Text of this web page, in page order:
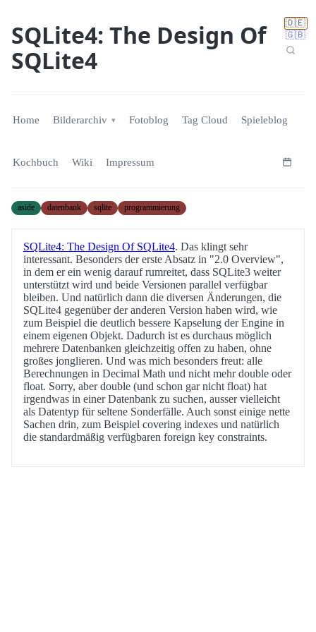
🇩🇪
🇬🇧
SQLite4: The Design Of
SQLite4
Home Bilderarchiv Fotoblog Tag Cloud Spieleblog
Kochbuch Wiki Impressum
aside datenbank sqlite programmierung
SQLite4: The Design Of SQLite4. Das klingt sehr
interessant. Besonders der erste Absatz in "2.0 Overview",
in dem er ein wenig darauf rumreitet, dass SQLite3 weiter
unterstützt wird und beide Versionen parallel verfügbar
bleiben. Und natürlich dann die diversen Änderungen, die
SQLite4 gegenüber der anderen Version haben wird, wie
zum Beispiel die deutlich bessere Kapselung der Engine in
einem eigenen Objekt. Dadurch ist es durchaus möglich
mehrere Datenbanken gleichzeitig offen zu haben, ohne
großes jonglieren. Und was mich besonders freut: alle
Berechnungen in Decimal Math und nicht mehr double oder
float. Sorry, aber double (und schon gar nicht float) hat
irgendwas in einer Datenbank zu suchen, ausser vielleicht
als Datentyp für seltene Sonderfälle. Auch sonst einige nette
Sachen drin, zum Beispiel covering indexes und natürlich
die standardmäßig verfügbaren foreign key constraints.